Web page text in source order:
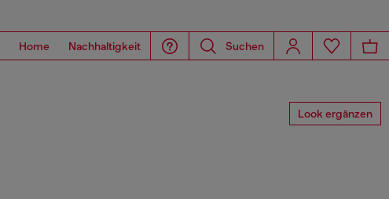
Home Nachhaltigkeit Suchen
Look ergänzen